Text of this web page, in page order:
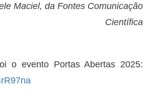
Maciel, da Fontes Comunicação
Científica
o evento Portas Abertas 2025: